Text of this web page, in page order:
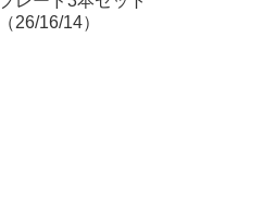
（26/16/14）